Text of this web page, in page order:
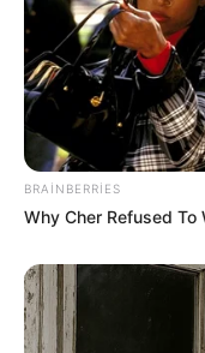
17:30 / 05 Avqust
Vəkil
olduğu
BRAINBERRIES
Why Cher Refused To